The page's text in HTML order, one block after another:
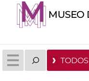
MUSEO